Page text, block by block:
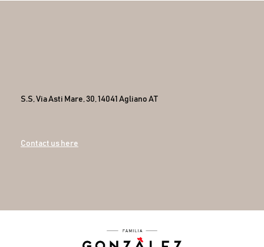
S.S, Via Asti Mare, 30, 14041 Agliano AT
Contact us here